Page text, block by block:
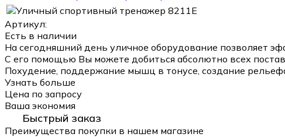
Артикул:
Есть в наличии
На сегодняшний день уличное оборудование позволяет
С его помощью Вы можете добиться абсолютно всех
Похудение, поддержание мышц в тонусе, создание
Узнать больше
Цена по запросу
Ваша экономия
Быстрый заказ
Преимущества покупки в нашем магазине